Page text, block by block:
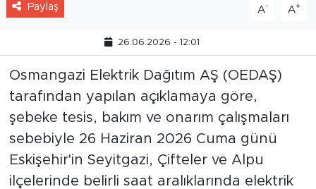
Paylaş A- A+
26.06.2026 - 12:01
Osmangazi Elektrik Dağıtım AŞ (OEDAŞ)
tarafından yapılan açıklamaya göre,
şebeke tesis, bakım ve onarım çalışmaları
sebebiyle 26 Haziran 2026 Cuma günü
Eskişehir'in Seyitgazi, Çifteler ve Alpu
ilçelerinde belirli saat aralıklarında elektrik